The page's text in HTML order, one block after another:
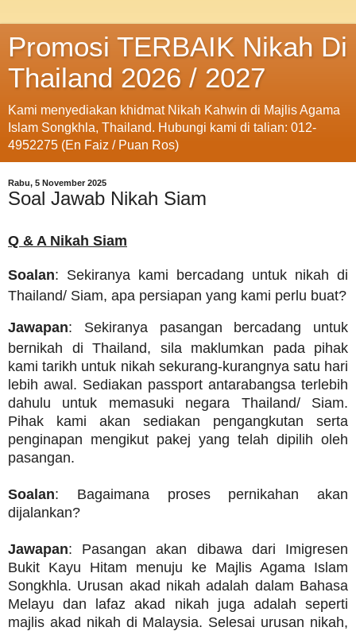
Promosi TERBAIK Nikah Di
Thailand 2026 / 2027
Kami menyediakan khidmat Nikah Kahwin di Majlis Agama
Islam Songkhla, Thailand. Hubungi kami di talian: 012-
4952275 (En Faiz / Puan Ros)
Rabu, 5 November 2025
Soal Jawab Nikah Siam
Q & A Nikah Siam
Soalan: Sekiranya kami bercadang untuk nikah di
Thailand/ Siam, apa persiapan yang kami perlu buat?
Jawapan: Sekiranya pasangan bercadang untuk
bernikah di Thailand, sila maklumkan pada pihak
kami tarikh untuk nikah sekurang-kurangnya satu hari
lebih awal. Sediakan passport antarabangsa terlebih
dahulu untuk memasuki negara Thailand/ Siam.
Pihak kami akan sediakan pengangkutan serta
penginapan mengikut pakej yang telah dipilih oleh
pasangan.
Soalan: Bagaimana proses pernikahan akan
dijalankan?
Jawapan: Pasangan akan dibawa dari Imigresen
Bukit Kayu Hitam menuju ke Majlis Agama Islam
Songkhla. Urusan akad nikah adalah dalam Bahasa
Melayu dan lafaz akad nikah juga adalah seperti
majlis akad nikah di Malaysia. Selesai urusan nikah,